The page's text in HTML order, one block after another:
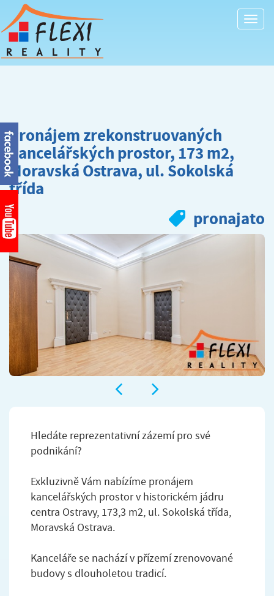
Pronájem zrekonstruovaných
kancelářských prostor, 173 m2,
Moravská Ostrava, ul. Sokolská
třída
pronajato
Hledáte reprezentativní zázemí pro své
podnikání?
Exkluzivně Vám nabízíme pronájem
kancelářských prostor v historickém jádru
centra Ostravy, 173,3 m2, ul. Sokolská třída,
Moravská Ostrava.
Kanceláře se nachází v přízemí zrenovované
budovy s dlouholetou tradicí.